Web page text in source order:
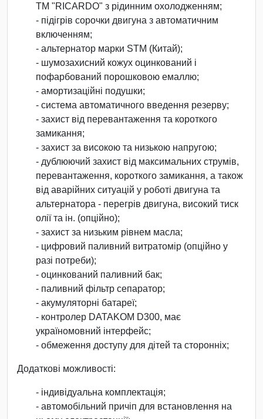
ТМ "RICARDO" з рідинним охолодженням;
- підігрів сорочки двигуна з автоматичним
включенням;
- альтернатор марки STM (Китай);
- шумозахисний кожух оцинкований і
пофарбований порошковою емаллю;
- амортизаційні подушки;
- система автоматичного введення резерву;
- захист від перевантаження та короткого
замикання;
- захист за високою та низькою напругою;
- дублюючий захист від максимальних струмів,
перевантаження, короткого замикання, а також
від аварійних ситуацій у роботі двигуна та
альтернатора - перегрів двигуна, високий тиск
олії та ін. (опційно);
- захист за низьким рівнем масла;
- цифровий паливний витратомір (опційно у
разі потреби);
- оцинкований паливний бак;
- паливний фільтр сепаратор;
- акумуляторні батареї;
- контролер DATAKOM D300, має
україномовний інтерфейс;
- обмеження доступу для дітей та сторонніх;
Додаткові можливості:
- індивідуальна комплектація;
- автомобільний причіп для встановлення на